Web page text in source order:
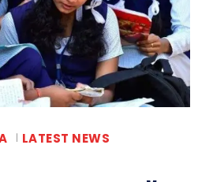
LATEST NEWS